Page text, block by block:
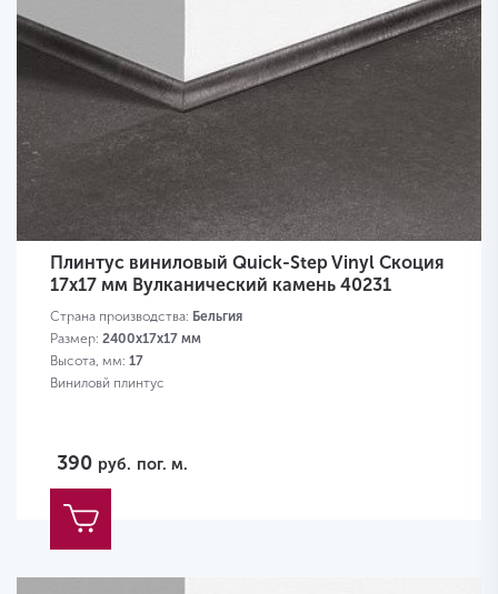
Плинтус виниловый Quick-Step Vinyl Скоция
17х17 мм Вулканический камень 40231
Страна производства: Бельгия
Размер: 2400х17х17 мм
Высота, мм: 17
Виниловй плинтус
390 руб. пог. м.